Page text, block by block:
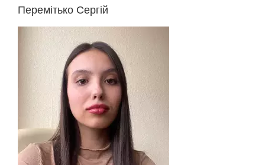
Перемітько Сергій